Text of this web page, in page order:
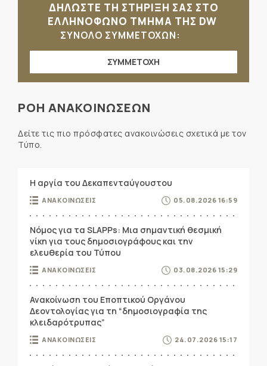
ΔΗΛΩΣΤΕ ΤΗ ΣΤΗΡΙΞΗ ΣΑΣ ΣΤΟ
ΕΛΛΗΝΟΦΩΝΟ ΤΜΗΜΑ ΤΗΣ DW
ΣΥΝΟΛΟ ΣΥΜΜΕΤΟΧΩΝ:
ΣΥΜΜΕΤΟΧΗ
ΡΟΗ ΑΝΑΚΟΙΝΩΣΕΩΝ
Δείτε τις πιο πρόσφατες ανακοινώσεις σχετικά με τον
Τύπο.
Η αργία του Δεκαπενταύγουστου
ΑΝΑΚΟΙΝΩΣΕΙΣ 05.08.2026 16:59
Νόμος για τα SLAPPs: Μια σημαντική θεσμική
νίκη για τους δημοσιογράφους και την
ελευθερία του Τύπου
ΑΝΑΚΟΙΝΩΣΕΙΣ 03.08.2026 15:29
Ανακοίνωση του Εποπτικού Οργάνου
Δεοντολογίας για τη “δημοσιογραφία της
κλειδαρότρυπας”
ΑΝΑΚΟΙΝΩΣΕΙΣ 24.07.2026 15:17